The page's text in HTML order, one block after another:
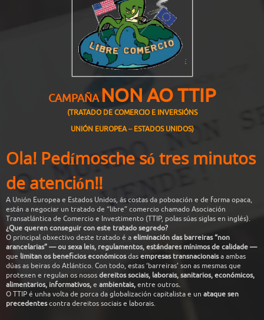
CAMPAÑA NON AO TTIP
(TRATADO DE COMERCIO E INVERSIÓNS
UNIÓN EUROPEA – ESTADOS UNIDOS)
Ola! Pedímosche só tres minutos
de atención!!
A Unión Europea e Estados Unidos, ás costas da poboación e de forma opaca,
están a negociar un tratado de “libre” comercio chamado Asociación
Transatlántica de Comercio e Investimento (TTIP, polas súas siglas en inglés).
¿Que queren conseguir con este tratado segredo?
O principal obxectivo deste tratado é aeliminación das barreiras “non
arancelarias” — ou sexa leis, regulamentos, estándares mínimos de calidade —
que limitanos beneficios económicosdasempresas transnacionaisa ambas
dúas as beiras do Atlántico. Con todo, estas ‘barreiras’ son as mesmas que
protexen e regulan os nososdereitos sociais, laborais, sanitarios, económicos,
alimentarios, informativos,e ambientais,entre outros.
O TTIP é unha volta de porca da globalización capitalista e un ataque sen
precedentescontra dereitos sociais e laborais.